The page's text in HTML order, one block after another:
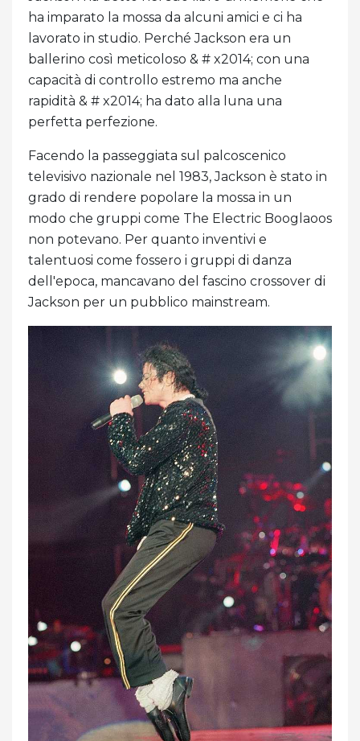
ha imparato la mossa da alcuni amici e ci ha
lavorato in studio. Perché Jackson era un
ballerino così meticoloso & # x2014; con una
capacità di controllo estremo ma anche
rapidità & # x2014; ha dato alla luna una
perfetta perfezione.
Facendo la passeggiata sul palcoscenico
televisivo nazionale nel 1983, Jackson è stato in
grado di rendere popolare la mossa in un
modo che gruppi come The Electric Booglaoos
non potevano. Per quanto inventivi e
talentuosi come fossero i gruppi di danza
dell'epoca, mancavano del fascino crossover di
Jackson per un pubblico mainstream.